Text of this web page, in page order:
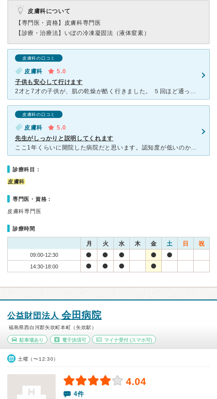
皮膚科について
【専門医・資格】 皮膚科専門医
【診療・治療法】 いぼの冷凍凝固法（液体窒素）
皮膚科の口コミ
皮膚科
5.0
子供も安心して行けます
2才と7才の子供が、肌の乾燥が酷く行きました。 ５回ほど通っています。午前10時や午後3時ごろに行くのですが、いずれも2〜3人ほどの待ち人数ですぐに見てもらえました。小児科ではいつも決まった保湿剤し
皮膚科の口コミ
皮膚科
5.0
先生がしっかりと説明してくれます
ここ1年くらいに開院した病院だと思います。認知度が低いのか比較的空いていてすぐに診察してもらえます。スリッパに履き替えなくてもいいし、スロープもあるので、ベビーカーや車椅子でも来院できそうなのがいいで
診療科目：
皮膚科
専門医・資格：
皮膚科専門医
診療時間
月 火 水 木 金 土 日 祝
09:00-12:30
14:30-18:00
公益財団法人 会田病院
福島県西白河郡矢吹町本町（矢吹駅）
駐車場あり 電子決済可 マイナ受付 (スマホ可)
土曜（〜12:30）
4.04
4件